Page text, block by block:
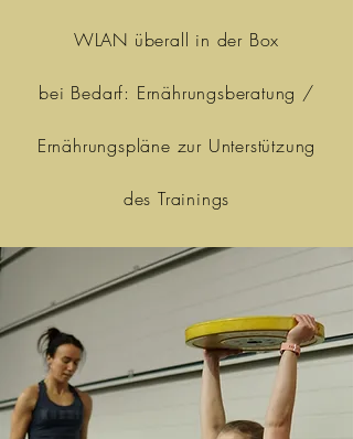
WLAN überall in der Box
bei Bedarf: Ernährungsberatung /
Ernährungspläne zur Unterstützung
des Trainings